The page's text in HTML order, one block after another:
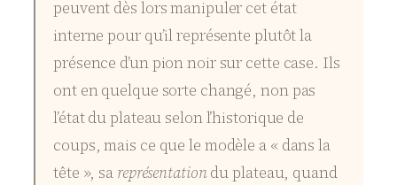
peuvent dès lors manipuler cet état
interne pour qu’il représente plutôt la
présence d’un pion noir sur cette case. Ils
ont en quelque sorte changé, non pas
l’état du plateau selon l’historique de
coups, mais ce que le modèle a « dans la
tête », sa représentationdu plateau, quand